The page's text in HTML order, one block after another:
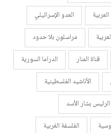
العدو الإسرائيلي
مراسلون بلا حدود
قناة المنار
الدراما السورية
الأناشيد الفلسطينية
الرئيس بشار الأسد
الفلسفة الغربية